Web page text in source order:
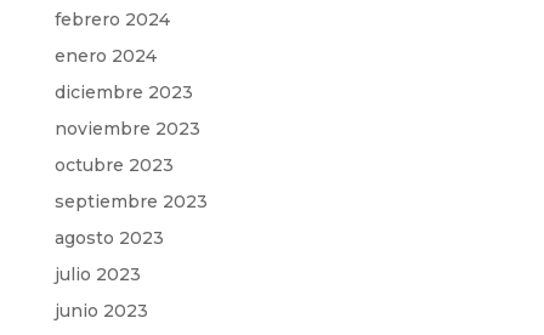
febrero 2024
enero 2024
diciembre 2023
noviembre 2023
octubre 2023
septiembre 2023
agosto 2023
julio 2023
junio 2023